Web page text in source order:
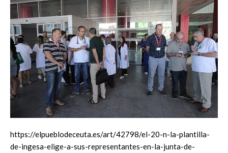
https://elpueblodeceuta.es/art/42798/el-20-n-la-plantilla-
de-ingesa-elige-a-sus-representantes-en-la-junta-de-